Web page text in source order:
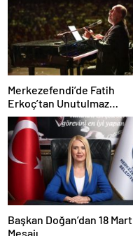
Merkezefendi’de Fatih
Erkoç’tan Unutulmaz
Ramazan Konseri
Başkan Doğan’dan 18 Mart
Mesajı